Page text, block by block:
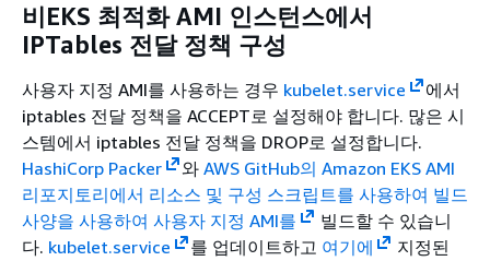
비EKS 최적화 AMI 인스턴스에서
IPTables 전달 정책 구성
사용자 지정 AMI를 사용하는 경우 kubelet.service
에서
iptables 전달 정책을 ACCEPT로 설정해야 합니다. 많은 시
스템에서 iptables 전달 정책을 DROP로 설정합니다.
HashiCorp Packer
와 AWS GitHub의 Amazon EKS AMI
리포지토리에서 리소스 및 구성 스크립트를 사용하여 빌드
사양을 사용하여 사용자 지정 AMI를
빌드할 수 있습니
다. kubelet.service 를 업데이트하고 여기에
지정된